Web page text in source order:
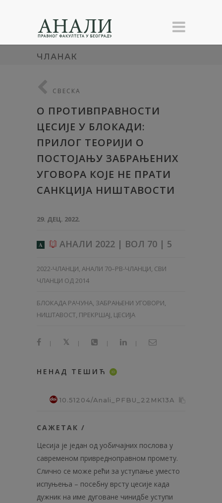
ЧЛАНАК
СВЕСКА
О ПРОТИВПРАВНОСТИ
ЦЕСИЈЕ У БЛОКАДИ:
ПРИЛОГ ТЕОРИЈИ О
ПОСТОЈАЊУ ЗАБРАЊЕНИХ
УГОВОРА КОЈЕ НЕ ПРАТИ
САНКЦИЈА НИШТАВОСТИ
29. ДЕЦ. 2022.
A АНАЛИ 2022 | ВОЛ 70 | 5
2022-ЧЛАНЦИ, АНАЛИ 70–PB-ЧЛАНЦИ, СВИ
ЧЛАНЦИ ОД 2014
БЛОКАДА РАЧУНА, ЗАБРАЊЕНИ УГОВОРИ,
НИШТАВОСТ, ПРЕКРШАЈ, ЦЕСИЈА
| | | |
НЕНАД ТЕШИЋ ID
10.51204/Anali_PFBU_22MK13A
САЖЕТАК /
Цесија је један од уобичајних послова у
савременом привредноправном промету.
Слично се може рећи за уступање уместо
испуњења – посебну врсту цесије када
дужник на име дуговане чинидбе уступи